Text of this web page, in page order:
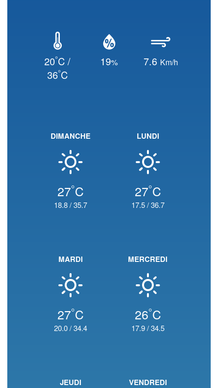
20°C /
36°C
19% 7.6 Km/h
DIMANCHE
27°C
18.8/35.7
LUNDI
27°C
17.5/36.7
MARDI
27°C
20.0/34.4
MERCREDI
26°C
17.9/34.5
JEUDI VENDREDI